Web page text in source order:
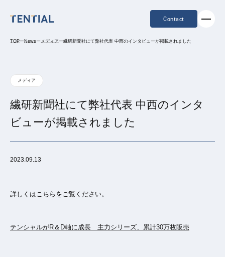
Contact
TOPーNewsーメディアー繊研新聞社にて弊社代表 中西のインタビューが掲載されました
メディア
繊研新聞社にて弊社代表 中西のインタ
ビューが掲載されました
2023.09.13
詳しくはこちらをご覧ください。
テンシャルがR＆D軸に成長 主力シリーズ、累計30万枚販売